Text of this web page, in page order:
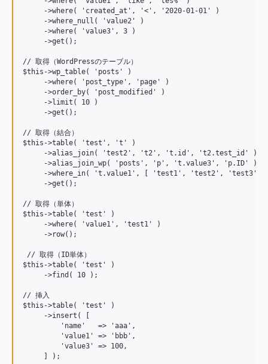
     ->where( 'created_at', '<', '2020-01-01' )
     ->where_null( 'value2' )
     ->where( 'value3', 3 )
     ->get();
// 取得（WordPressのテーブル）
$this->wp_table( 'posts' )
     ->where( 'post_type', 'page' )
     ->order_by( 'post_modified' )
     ->limit( 10 )
     ->get();
// 取得（結合）
$this->table( 'test', 't' )
     ->alias_join( 'test2', 't2', 't.id', 't2.test_id' )
     ->alias_join_wp( 'posts', 'p', 't.value3', 'p.ID' )
->where_in( 't.value1', [ 'test1', 'test2', 'test3' ]
     ->get();
// 取得（単体）
$this->table( 'test' )
     ->where( 'value1', 'test1' )
     ->row();
// 取得（ID単体）
$this->table( 'test' )
     ->find( 10 );
// 挿入
$this->table( 'test' )
     ->insert( [
         'name'   => 'aaa',
         'value1' => 'bbb',
         'value3' => 100,
     ] );